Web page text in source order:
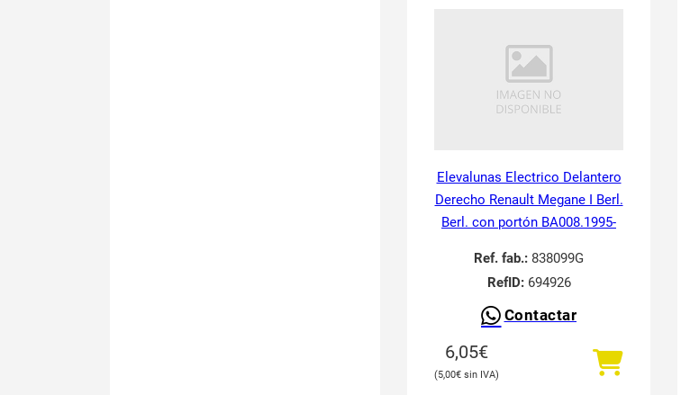
Elevalunas Electrico Delantero
Derecho Renault Megane I Berl.
Berl. con portón BA008.1995-
Ref. fab.: 838099G
RefID:694926
Contactar
6,05€
5,00€